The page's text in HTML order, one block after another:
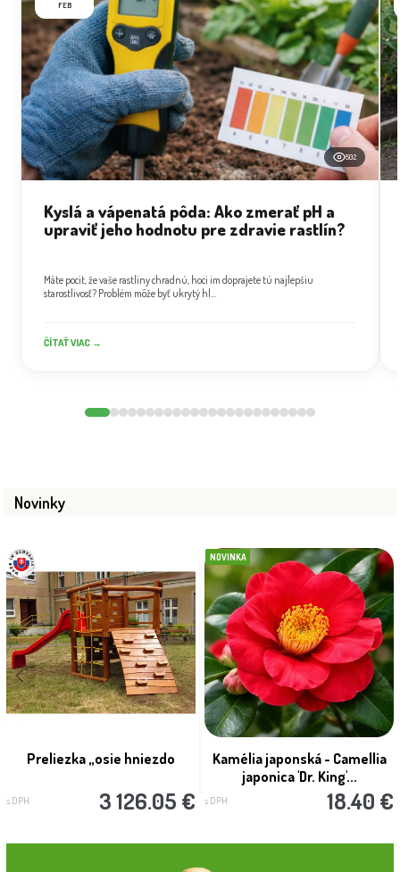
FEB
502
Kyslá a vápenatá pôda: Ako zmerať pH a
upraviť jeho hodnotu pre zdravie rastlín?
Máte pocit, že vaše rastliny chradnú, hoci im doprajete tú najlepšiu
starostlivosť? Problém môže byť ukrytý hl...
ČÍTAŤ VIAC →
Novinky
Preliezka „osie hniezdo
s DPH 3 126.05 €
NOVINKA
Kamélia japonská - Camellia
japonica 'Dr. King'...
s DPH 18.40 €